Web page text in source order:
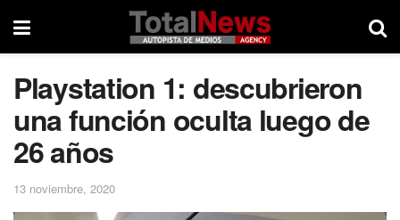
Playstation 1: descubrieron
una función oculta luego de
26 años
13 noviembre, 2020